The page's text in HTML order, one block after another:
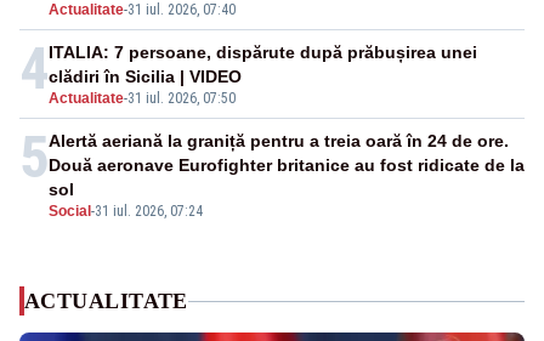
Actualitate-31 iul. 2026, 07:40
4Actualitate-31 iul. 2026, 07:50
ITALIA: 7 persoane, dispărute după prăbușirea unei
clădiri în Sicilia | VIDEO
5
Social -31 iul. 2026, 07:24
Alertă aeriană la graniță pentru a treia oară în 24 de ore.
Două aeronave Eurofighter britanice au fost ridicate de la
sol
ACTUALITATE